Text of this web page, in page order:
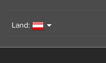
Land: